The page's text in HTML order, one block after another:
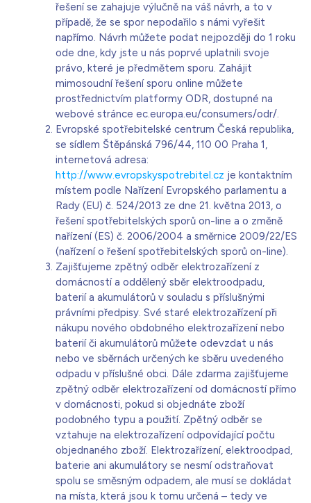
řešení se zahajuje výlučně na váš návrh, a to v
případě, že se spor nepodařilo s námi vyřešit
napřímo. Návrh můžete podat nejpozději do 1 roku
ode dne, kdy jste u nás poprvé uplatnili svoje
právo, které je předmětem sporu. Zahájit
mimosoudní řešení sporu online můžete
prostřednictvím platformy ODR, dostupné na
webové stránce ec.europa.eu/consumers/odr/.
Evropské spotřebitelské centrum Česká republika,
se sídlem Štěpánská 796/44, 110 00 Praha 1,
internetová adresa:
http://www.evropskyspotrebitel.cz je kontaktním
místem podle Nařízení Evropského parlamentu a
Rady (EU) č. 524/2013 ze dne 21. května 2013, o
řešení spotřebitelských sporů on-line a o změně
nařízení (ES) č. 2006/2004 a směrnice 2009/22/ES
(nařízení o řešení spotřebitelských sporů on-line).
Zajišťujeme zpětný odběr elektrozařízení z
domácností a oddělený sběr elektroodpadu,
baterií a akumulátorů v souladu s příslušnými
právními předpisy. Své staré elektrozařízení při
nákupu nového obdobného elektrozařízení nebo
baterií či akumulátorů můžete odevzdat u nás
nebo ve sběrnách určených ke sběru uvedeného
odpadu v příslušné obci. Dále zdarma zajišťujeme
zpětný odběr elektrozařízení od domácností přímo
v domácnosti, pokud si objednáte zboží
podobného typu a použití. Zpětný odběr se
vztahuje na elektrozařízení odpovídající počtu
objednaného zboží. Elektrozařízení, elektroodpad,
baterie ani akumulátory se nesmí odstraňovat
spolu se směsným odpadem, ale musí se dokládat
na místa, která jsou k tomu určená – tedy ve